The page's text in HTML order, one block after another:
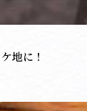
地に！